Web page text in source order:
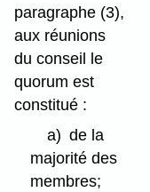
paragraphe (3),
aux réunions
du conseil le
quorum est
constitué :
a) de la
majorité des
membres;